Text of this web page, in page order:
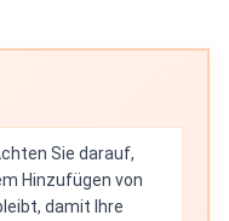
Sie darauf,
Hinzufügen von
damit Ihre